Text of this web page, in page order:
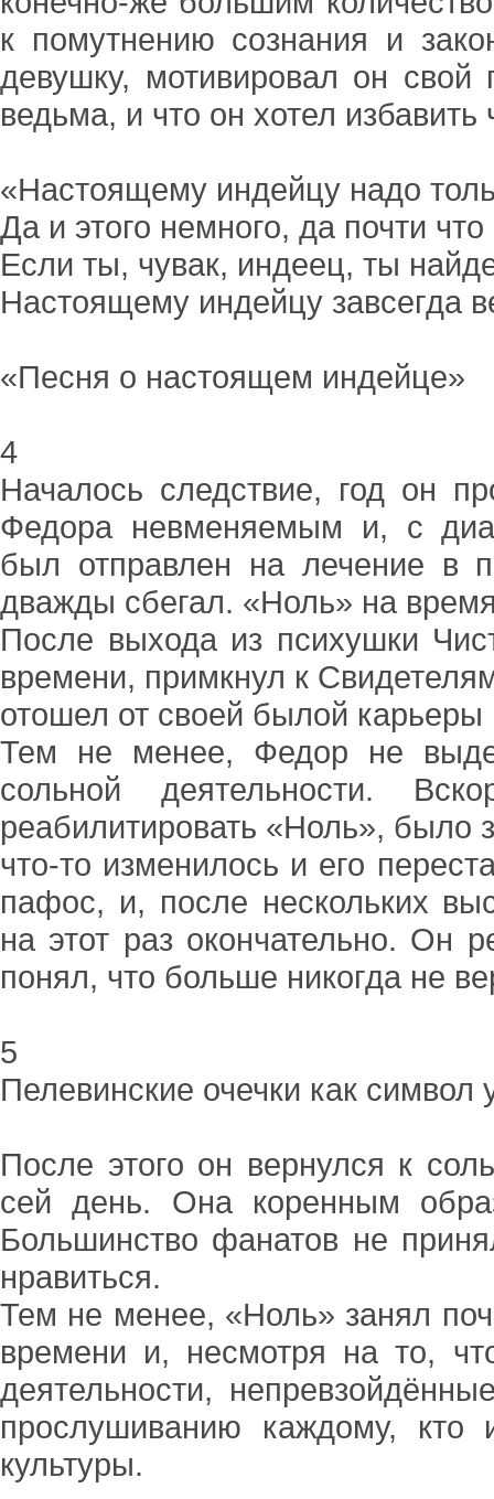
к помутнению сознания и
девушку, мотивировал он
ведьма, и что он хотел
«Настоящему индейцу надо
Да и этого немного, да почти что
Если ты, чувак, индеец, ты
Настоящему индейцу завсегда
«Песня о настоящем индейце»
4
Началось следствие, год он
Федора невменяемым и, с
был отправлен на лечение в
дважды сбегал. «Ноль» на
После выхода из психушки
времени, примкнул к
отошел от своей былой карьеры
Тем не менее, Федор не
сольной деятельности.
реабилитировать «Ноль», было
что-то изменилось и его
пафос, и, после нескольких
на этот раз окончательно. Он
понял, что больше никогда не
5
Пелевинские очечки как
После этого он вернулся к
сей день. Она коренным
Большинство фанатов не
нравиться.
Тем не менее, «Ноль» занял
времени и, несмотря на то,
деятельности,
прослушиванию каждому, кто
культуры.